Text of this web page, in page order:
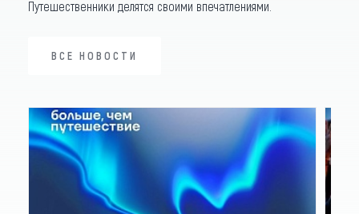
Путешественники делятся своими впечатлениями.
ВСЕ НОВОСТИ